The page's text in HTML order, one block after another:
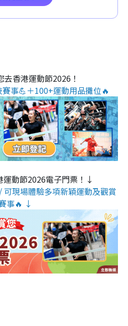
去香港運動節2026！
事💪＋100+運動用品攤位🔥
動節2026電子門票！↓
現場體驗多項新穎運動及觀賞
事🔥 ↓